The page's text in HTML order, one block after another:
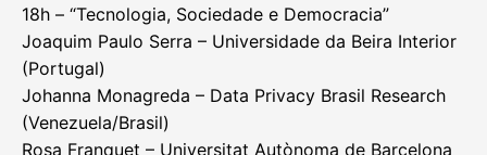
18h – “Tecnologia, Sociedade e Democracia”
Joaquim Paulo Serra – Universidade da Beira Interior
(Portugal)
Johanna Monagreda – Data Privacy Brasil Research
(Venezuela/Brasil)
Rosa Franquet – Universitat Autònoma de Barcelona